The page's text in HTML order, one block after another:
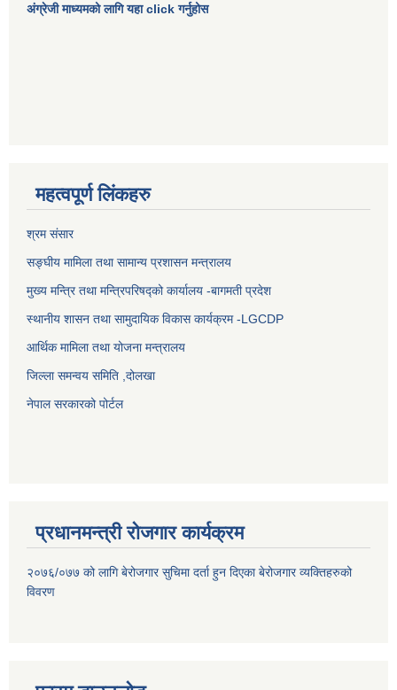
अंग्रेजी माध्यमको लागि यहा click गर्नुहोस
महत्वपूर्ण लिंकहरु
श्रम संसार
सङ्घीय मामिला तथा सामान्य प्रशासन मन्त्रालय
मुख्य मन्त्रि तथा मन्त्रिपरिषद्को कार्यालय -बागमती प्रदेश
स्थानीय शासन तथा सामुदायिक विकास कार्यक्रम -LGCDP
आर्थिक मामिला तथा योजना मन्त्रालय
जिल्ला समन्वय समिति ,दोलखा
नेपाल सरकारको पोर्टल
प्रधानमन्त्री रोजगार कार्यक्रम
२०७६/०७७ को लागि बेरोजगार सुचिमा दर्ता हुन दिएका बेरोजगार व्यक्तिहरुको
विवरण